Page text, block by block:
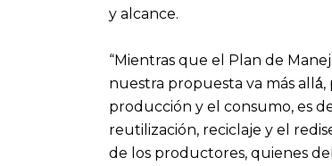
y alcance.
“Mientras que el Plan de
nuestra propuesta va más
producción y el consumo, es
reutilización, reciclaje y el
de los productores, quienes